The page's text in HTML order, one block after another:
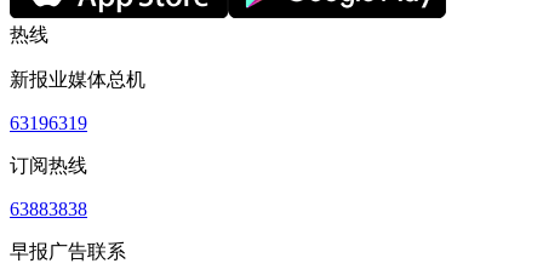
热线
新报业媒体总机
63196319
订阅热线
63883838
早报广告联系